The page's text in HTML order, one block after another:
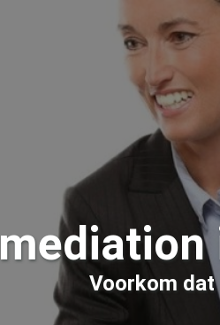
mediation
Voorkom